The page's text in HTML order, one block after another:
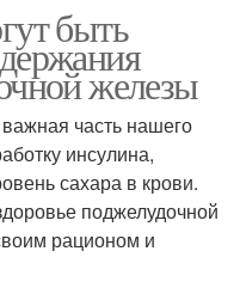
быть
железы
часть нашего
инсулина,
сахара в крови.
поджелудочной
рационом и